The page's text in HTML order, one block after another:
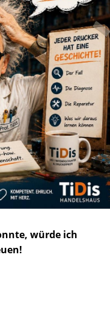
würde ich